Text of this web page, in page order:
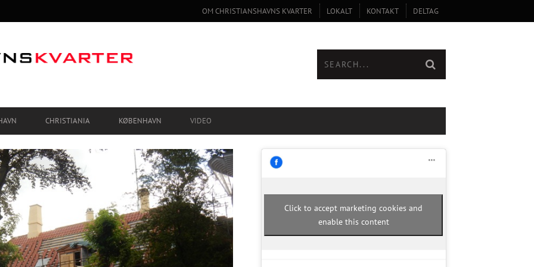
OM CHRISTIANSHAVNS KVARTER LOKALT KONTAKT DELTAG
CHRISTIANIA KØBENHAVN VIDEO
Click to accept marketing cookies and
enable this content